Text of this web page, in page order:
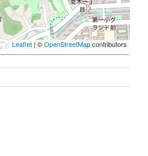
Leaflet | ©OpenStreetMapcontributors